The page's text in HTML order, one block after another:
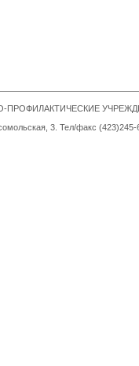
ПРОФИЛАКТИЧЕСКИЕ
3. Тел/факс